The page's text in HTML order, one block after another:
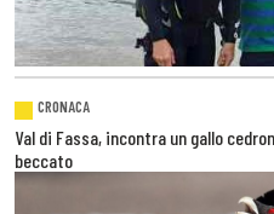
CRONACA
Val di Fassa, incontra un gallo
beccato